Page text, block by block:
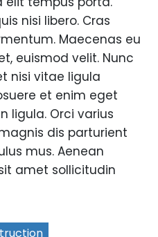
nisi libero. Cras
Maecenas eu
euismod velit. Nunc
nisi vitae ligula
et enim eget
ligula. Orci varius
dis parturient
mus. Aenean
amet sollicitudin